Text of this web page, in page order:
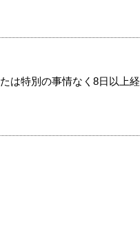
は特別の事情なく8日以上経